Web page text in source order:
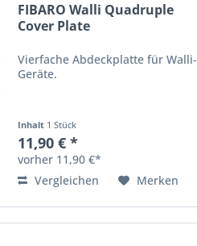
FIBARO Walli Quadruple
Cover Plate
Vierfache Abdeckplatte für Walli-
Geräte.
Inhalt 1 Stück
11,90 € *
vorher 11,90 €*
Vergleichen
Merken